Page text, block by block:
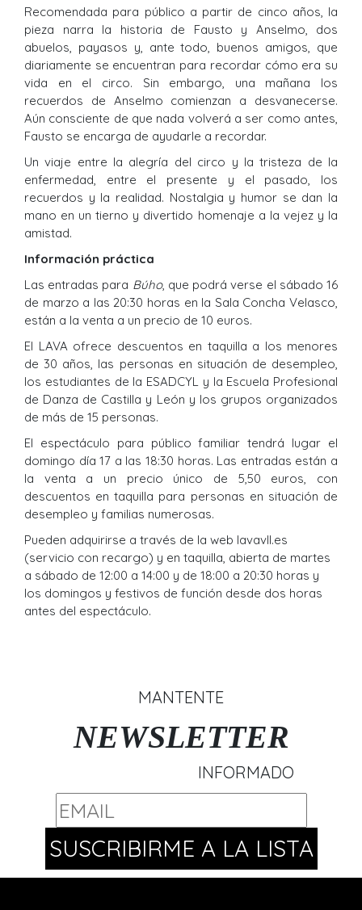
Recomendada para público a partir de cinco años, la
pieza narra la historia de Fausto y Anselmo, dos
abuelos, payasos y, ante todo, buenos amigos, que
diariamente se encuentran para recordar cómo era su
vida en el circo. Sin embargo, una mañana los
recuerdos de Anselmo comienzan a desvanecerse.
Aún consciente de que nada volverá a ser como antes,
Fausto se encarga de ayudarle a recordar.
Un viaje entre la alegría del circo y la tristeza de la
enfermedad, entre el presente y el pasado, los
recuerdos y la realidad. Nostalgia y humor se dan la
mano en un tierno y divertido homenaje a la vejez y la
amistad.
Información práctica
Las entradas para Búho, que podrá verse el sábado 16
de marzo a las 20:30 horas en la Sala Concha Velasco,
están a la venta a un precio de 10 euros.
El LAVA ofrece descuentos en taquilla a los menores
de 30 años, las personas en situación de desempleo,
los estudiantes de la ESADCYL y la Escuela Profesional
de Danza de Castilla y León y los grupos organizados
de más de 15 personas.
El espectáculo para público familiar tendrá lugar el
domingo día 17 a las 18:30 horas. Las entradas están a
la venta a un precio único de 5,50 euros, con
descuentos en taquilla para personas en situación de
desempleo y familias numerosas.
Pueden adquirirse a través de la web lavavll.es
(servicio con recargo) y en taquilla, abierta de martes
a sábado de 12:00 a 14:00 y de 18:00 a 20:30 horas y
los domingos y festivos de función desde dos horas
antes del espectáculo.
MANTENTE
NEWSLETTER
INFORMADO